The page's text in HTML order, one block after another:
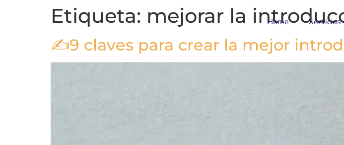
Home Servicios
Etiqueta: mejorar la
✍9 claves para crear la mejor